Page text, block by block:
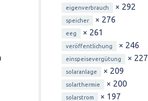
eigenverbrauch × 292
speicher × 276
eeg × 261
veröffentlichung × 246
einspeisevergütung × 227
solaranlage × 209
solarthermie × 200
solarstrom × 197